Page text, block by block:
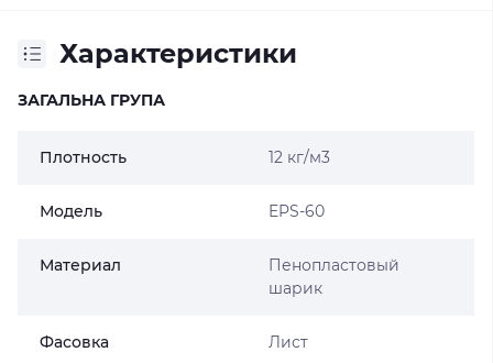
Характеристики
ЗАГАЛЬНА ГРУПА
Плотность 12 кг/м3
Модель EPS-60
Материал
Пенопластовый
шарик
Фасовка Лист